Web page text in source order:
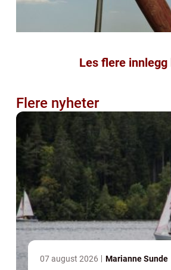
Les flere innlegg
Flere nyheter
07 august 2026 Marianne Sunde